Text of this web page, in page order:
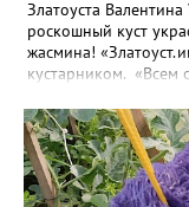
Златоуста
роскошный куст
жасмина!
кустарником. «Всем
городе всё больше, -
меня растёт, на мой
Моему кусту (на
Махровые цветки -
июле не менее трёх